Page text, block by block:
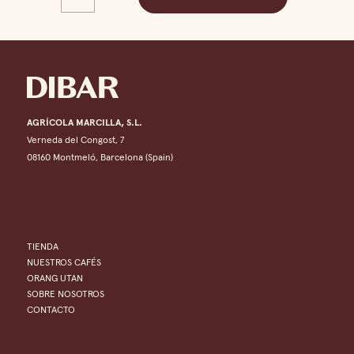
AGRÍCOLA MARCILLA, S.L.
Verneda del Congost, 7
08160 Montmeló, Barcelona (Spain)
TIENDA
NUESTROS CAFÉS
ORANG UTAN
SOBRE NOSOTROS
CONTACTO